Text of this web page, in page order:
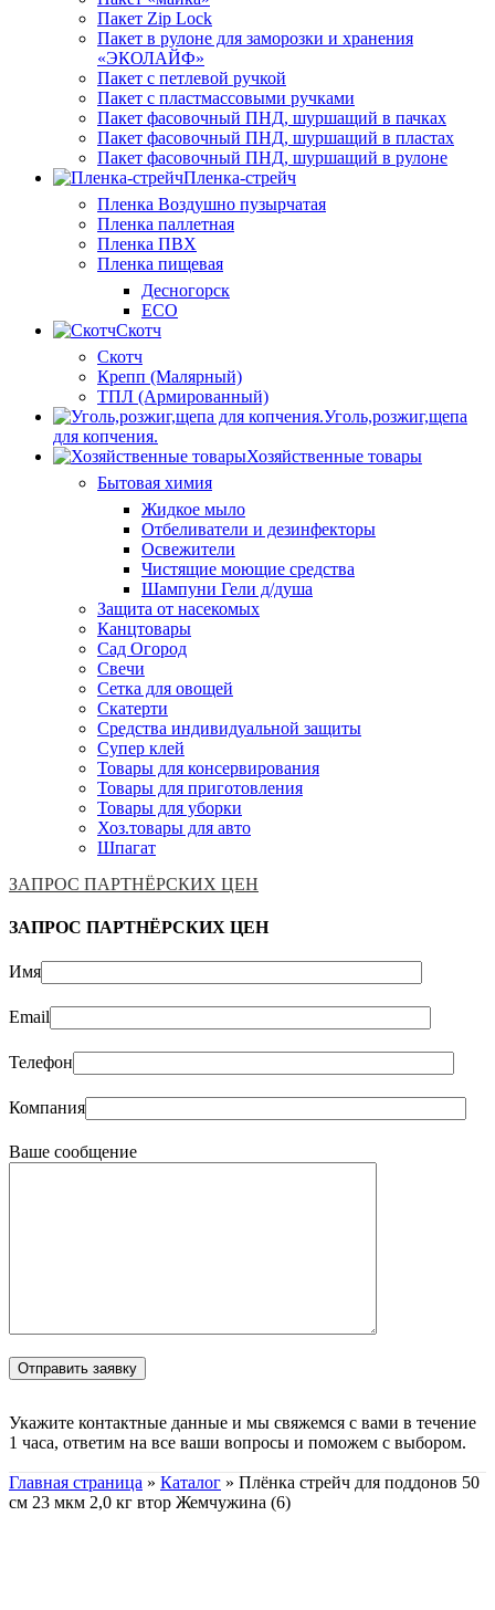
Пакет Zip Lock
Пакет в рулоне для заморозки и хранения
«ЭКОЛАЙФ»
Пакет с петлевой ручкой
Пакет с пластмассовыми ручками
Пакет фасовочный ПНД, шуршащий в пачках
Пакет фасовочный ПНД, шуршащий в пластах
Пакет фасовочный ПНД, шуршащий в рулоне
Пленка-стрейч
Пленка Воздушно пузырчатая
Пленка паллетная
Пленка ПВХ
Пленка пищевая
Десногорск
ECO
Скотч
Скотч
Крепп (Малярный)
ТПЛ (Армированный)
Уголь,розжиг,щепа
для копчения.
Хозяйственные товары
Бытовая химия
Жидкое мыло
Отбеливатели и дезинфекторы
Освежители
Чистящие моющие средства
Шампуни Гели д/душа
Защита от насекомых
Канцтовары
Сад Огород
Свечи
Сетка для овощей
Скатерти
Средства индивидуальной защиты
Супер клей
Товары для консервирования
Товары для приготовления
Товары для уборки
Хоз.товары для авто
Шпагат
ЗАПРОС ПАРТНЁРСКИХ ЦЕН
ЗАПРОС ПАРТНЁРСКИХ ЦЕН
Имя
Email
Телефон
Компания
Ваше сообщение
Укажите контактные данные и мы свяжемся с вами в течение
1 часа, ответим на все ваши вопросы и поможем с выбором.
Главная страница » Каталог » Плёнка стрейч для поддонов 50
см 23 мкм 2,0 кг втор Жемчужина (6)